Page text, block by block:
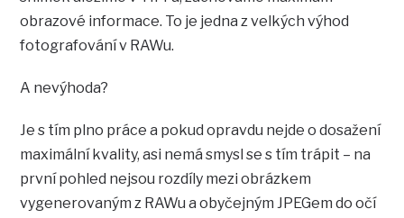
obrazové informace. To je jedna z velkých výhod
fotografování v RAWu.
A nevýhoda?
Je s tím plno práce a pokud opravdu nejde o dosažení
maximální kvality, asi nemá smysl se s tím trápit – na
první pohled nejsou rozdíly mezi obrázkem
vygenerovaným z RAWu a obyčejným JPEGem do očí